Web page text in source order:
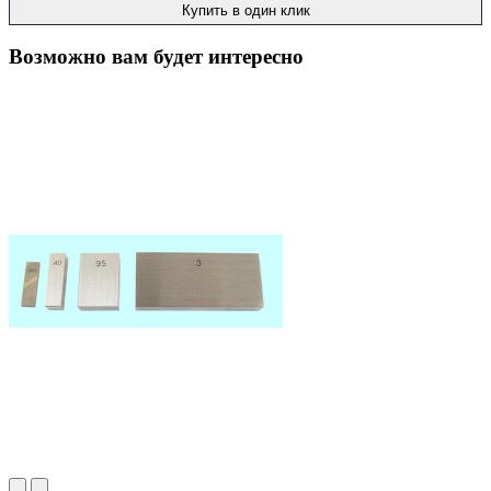
Купить в один клик
Возможно вам будет интересно